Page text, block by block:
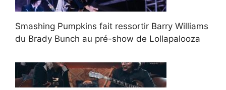
Smashing Pumpkins fait ressortir Barry Williams
du Brady Bunch au pré-show de Lollapalooza